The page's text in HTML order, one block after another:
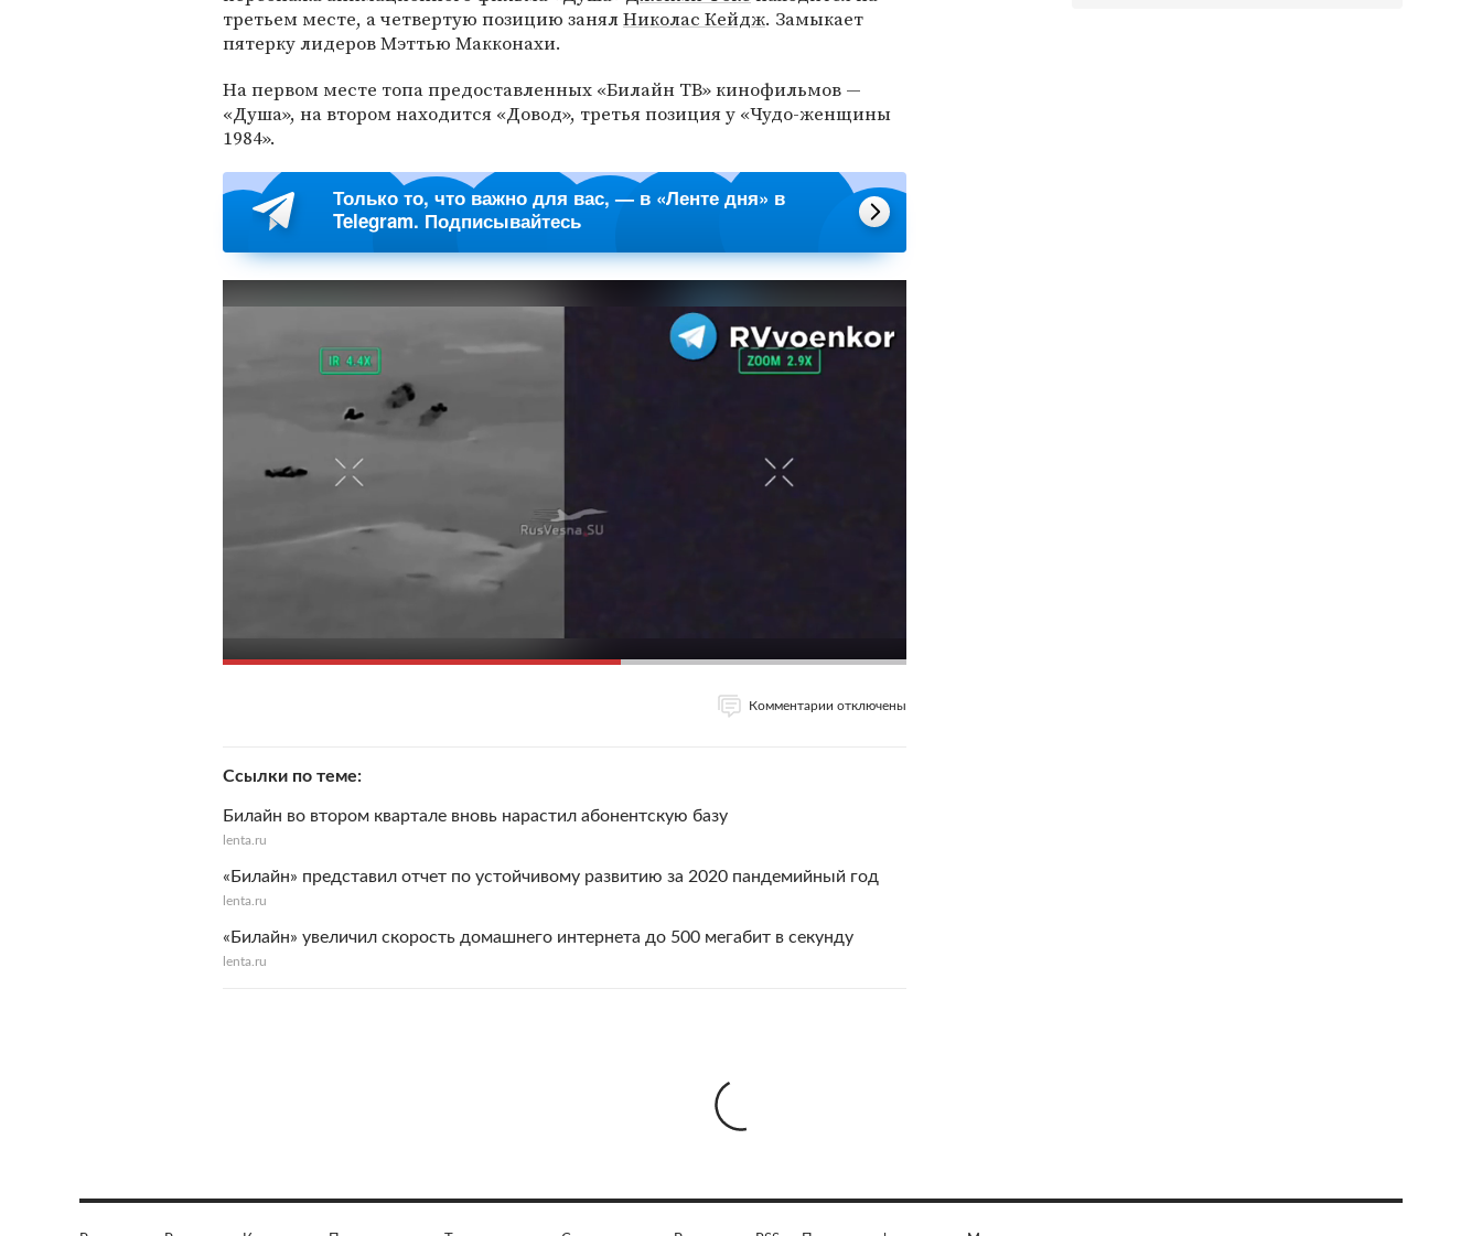
третьем месте, а четвертую позицию занялНиколас Кейдж. Замыкает
пятерку лидеров Мэттью Макконахи.
На первом месте топа предоставленных «Билайн ТВ» кинофильмов —
«Душа», на втором находится «Довод», третья позиция у «Чудо-женщины
1984».
Только то, что важно для вас, — в «Ленте дня» в
Telegram. Подписывайтесь
Комментарии отключены
Ссылки по теме
Билайн во втором квартале вновь нарастил абонентскую базу
lenta.ru
«Билайн» представил отчет по устойчивому развитию за 2020 пандемийный год
lenta.ru
«Билайн» увеличил скорость домашнего интернета до 500 мегабит в секунду
lenta.ru